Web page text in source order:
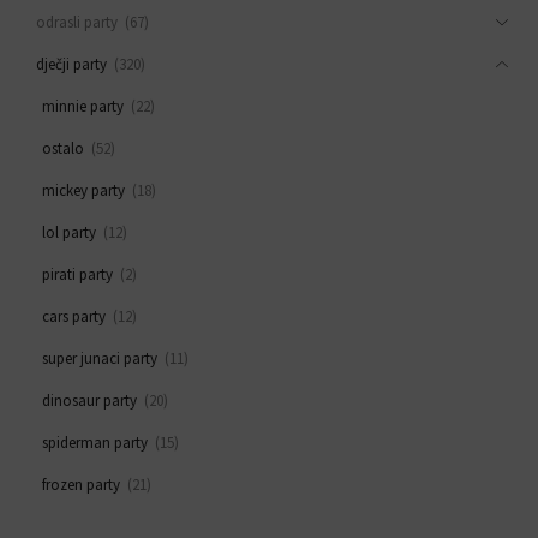
odrasli party (67)
dječji party (320)
minnie party (22)
ostalo (52)
mickey party (18)
lol party (12)
pirati party (2)
cars party (12)
super junaci party (11)
dinosaur party (20)
spiderman party (15)
frozen party (21)